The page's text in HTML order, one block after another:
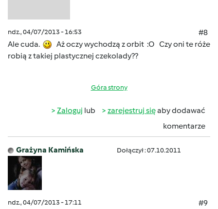
ndz., 04/07/2013 - 16:53
#8
Ale cuda.
Aż oczy wychodzą z orbit :O Czy oni te róże
robią z takiej plastycznej czekolady??
Góra strony
Zaloguj lub zarejestruj sięaby dodawać
komentarze
Grażyna Kamińska Dołączył : 07.10.2011
ndz., 04/07/2013 - 17:11
#9